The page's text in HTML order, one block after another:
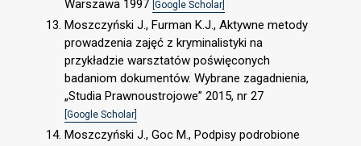
Warszawa 1997 [Google Scholar]
Moszczyński J., Furman K.J., Aktywne metody
prowadzenia zajęć z kryminalistyki na
przykładzie warsztatów poświęconych
badaniom dokumentów. Wybrane zagadnienia,
„Studia Prawnoustrojowe” 2015, nr 27
[Google Scholar]
Moszczyński J., Goc M., Podpisy podrobione